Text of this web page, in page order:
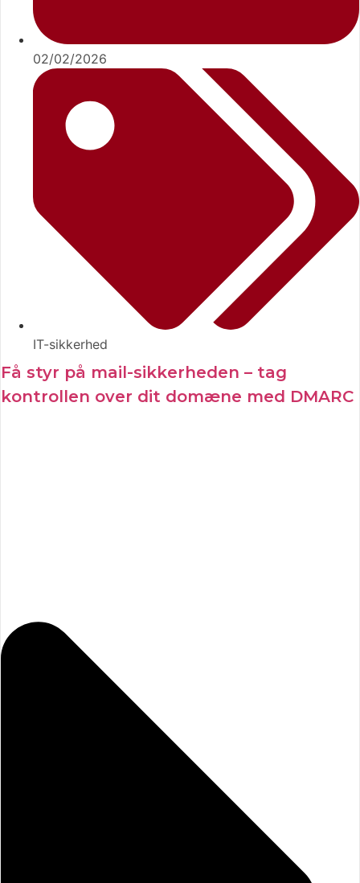
02/02/2026
IT-sikkerhed
Få styr på mail-sikkerheden – tag
kontrollen over dit domæne med DMARC